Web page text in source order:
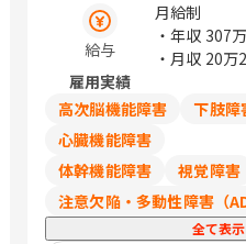
給与
月給制
・年収 307
・月収 20万
雇用実績
高次脳機能障害
下肢障
心臓機能障害
体幹機能障害
視覚障害
注意欠陥・多動性障害（
全て表